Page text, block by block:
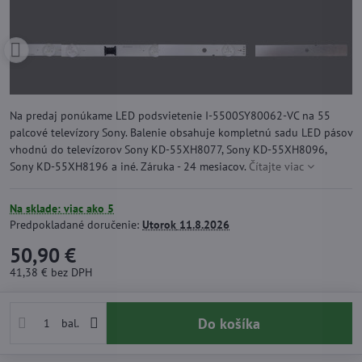
Na predaj ponúkame LED podsvietenie I-5500SY80062-VC na 55
palcové televízory Sony. Balenie obsahuje kompletnú sadu LED pásov
vhodnú do televízorov Sony KD-55XH8077, Sony KD-55XH8096,
Sony KD-55XH8196 a iné. Záruka - 24 mesiacov. Čítajte viac
Na sklade: viac ako 5
Predpokladané doručenie: Utorok 11.8.2026
50,90 €
41,38 € bez DPH
bal. Do košíka